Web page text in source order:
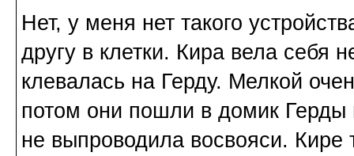
Нет, у меня нет такого
другу в клетки. Кира вела себя
клевалась на Герду. Мелкой
потом они пошли в домик Герды
не выпроводила восвояси.